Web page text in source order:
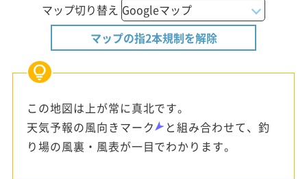
マップ切り替え
マップの指2本規制を解除
この地図は上が常に真北です。
天気予報の風向きマーク
と組み合わせて、釣
り場の風裏・風表が一目でわかります。